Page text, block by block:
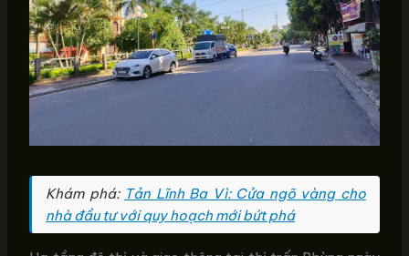
Khám phá: Tản Lĩnh Ba Vì: Cửa ngõ vàng cho
nhà đầu tư với quy hoạch mới bứt phá